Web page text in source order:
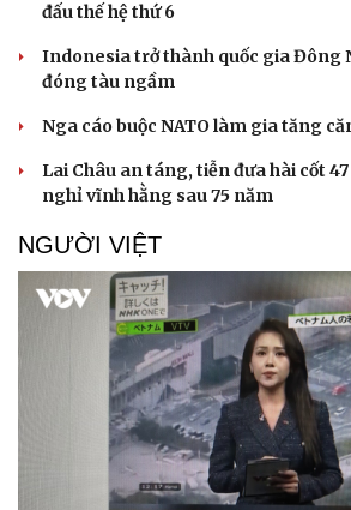
đấu thế hệ thứ 6
Indonesia trở thành quốc gia Đông
đóng tàu ngầm
Nga cáo buộc NATO làm gia tăng
Lai Châu an táng, tiễn đưa hài cốt
nghỉ vĩnh hằng sau 75 năm
NGƯỜI VIỆT